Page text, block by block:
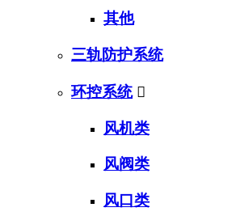
其他
三轨防护系统
环控系统 
风机类
风阀类
风口类